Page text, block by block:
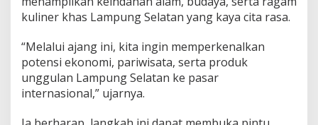
kuliner khas Lampung Selatan yang kaya cita rasa.
“Melalui ajang ini, kita ingin memperkenalkan
potensi ekonomi, pariwisata, serta produk
unggulan Lampung Selatan ke pasar
internasional,” ujarnya.